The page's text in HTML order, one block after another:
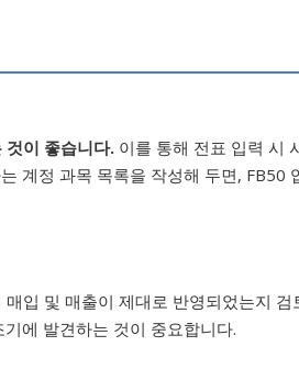
것이 좋습니다. 이를 통해 전표 입력 시
계정 과목 목록을 작성해 두면, FB50
매입 및 매출이 제대로 반영되었는지 검
에 발견하는 것이 중요합니다.